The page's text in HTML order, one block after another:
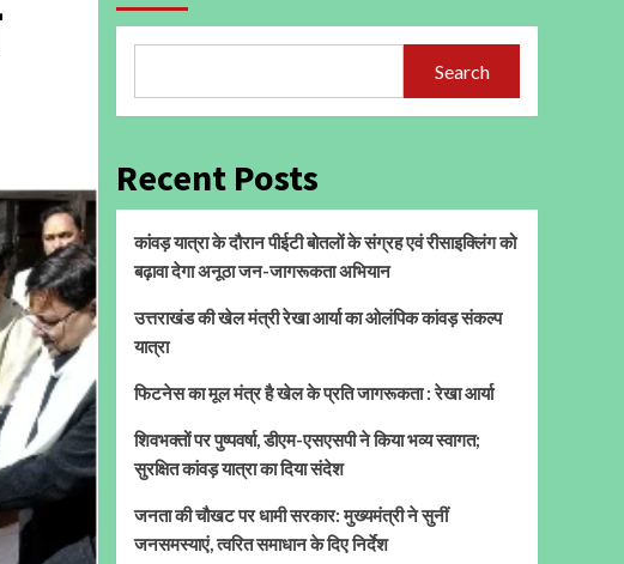
Search
Recent Posts
कांवड़ यात्रा के दौरान पीईटी बोतलों के संग्रह एवं रीसाइक्लिंग को
बढ़ावा देगा अनूठा जन-जागरूकता अभियान
उत्तराखंड की खेल मंत्री रेखा आर्या का ओलंपिक कांवड़ संकल्प
यात्रा
फिटनेस का मूल मंत्र है खेल के प्रति जागरूकता : रेखा आर्या
शिवभक्तों पर पुष्पवर्षा, डीएम-एसएसपी ने किया भव्य स्वागत;
सुरक्षित कांवड़ यात्रा का दिया संदेश
जनता की चौखट पर धामी सरकार: मुख्यमंत्री ने सुनीं
जनसमस्याएं, त्वरित समाधान के दिए निर्देश